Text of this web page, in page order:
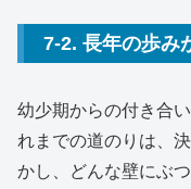
7-2. 長年の歩み
幼少期からの付き合
れまでの道のりは、
かし、どんな壁にぶ